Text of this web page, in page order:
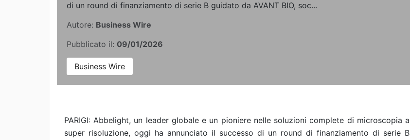
di un round di finanziamento di serie B guidato da AVANT BIO, soc...
Autore: Business Wire
Pubblicato il: 09/01/2026
Business Wire
PARIGI: Abbelight, un leader globale e un pioniere nelle soluzioni complete di microscopia a
super risoluzione, oggi ha annunciato il successo di un round di finanziamento di serie B